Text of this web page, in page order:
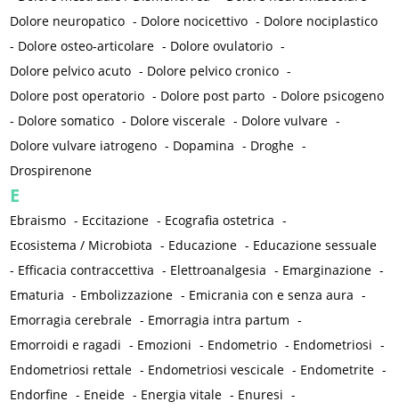
Dolore neuropatico - Dolore nocicettivo - Dolore nociplastico
- Dolore osteo-articolare - Dolore ovulatorio -
Dolore pelvico acuto - Dolore pelvico cronico -
Dolore post operatorio - Dolore post parto - Dolore psicogeno
- Dolore somatico - Dolore viscerale - Dolore vulvare -
Dolore vulvare iatrogeno - Dopamina - Droghe -
Drospirenone
E
Ebraismo - Eccitazione - Ecografia ostetrica -
Ecosistema / Microbiota - Educazione - Educazione sessuale
- Efficacia contraccettiva - Elettroanalgesia - Emarginazione -
Ematuria - Embolizzazione - Emicrania con e senza aura -
Emorragia cerebrale - Emorragia intra partum -
Emorroidi e ragadi - Emozioni - Endometrio - Endometriosi -
Endometriosi rettale - Endometriosi vescicale - Endometrite -
Endorfine - Eneide - Energia vitale - Enuresi -